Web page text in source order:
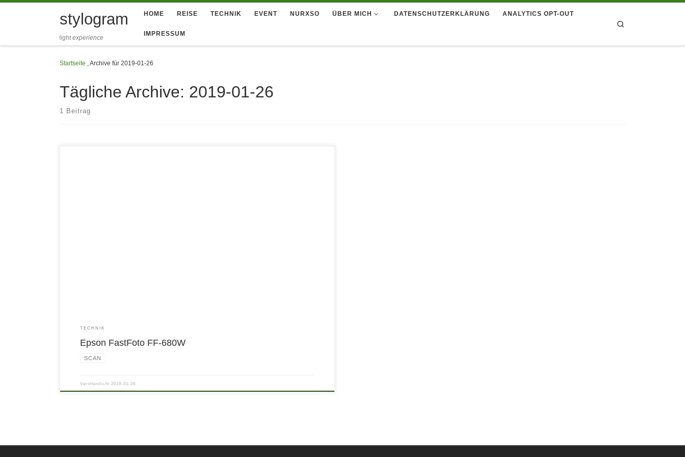
Zum Inhalt springenstylogram
light experience
HOME REISE TECHNIK EVENT NURXSO ÜBER MICH DATENSCHUTZERKLÄRUNG ANALYTICS OPT-OUT
IMPRESSUM
Startseite Archive für 2019-01-26
Tägliche Archive: 2019-01-26
1 Beitrag
TECHNIK
Epson FastFoto FF-680W
SCAN
Veröffentlicht 2019-01-26